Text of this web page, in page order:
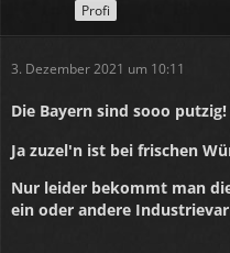
Profi
3. Dezember 2021 um 10:11
Die Bayern sind sooo putzig!
Ja zuzel'n ist bei frischen
Nur leider bekommt man
ein oder andere